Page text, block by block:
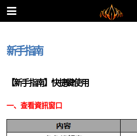
新手指南
【新手指南】快捷鍵使用
一、查看資訊窗口